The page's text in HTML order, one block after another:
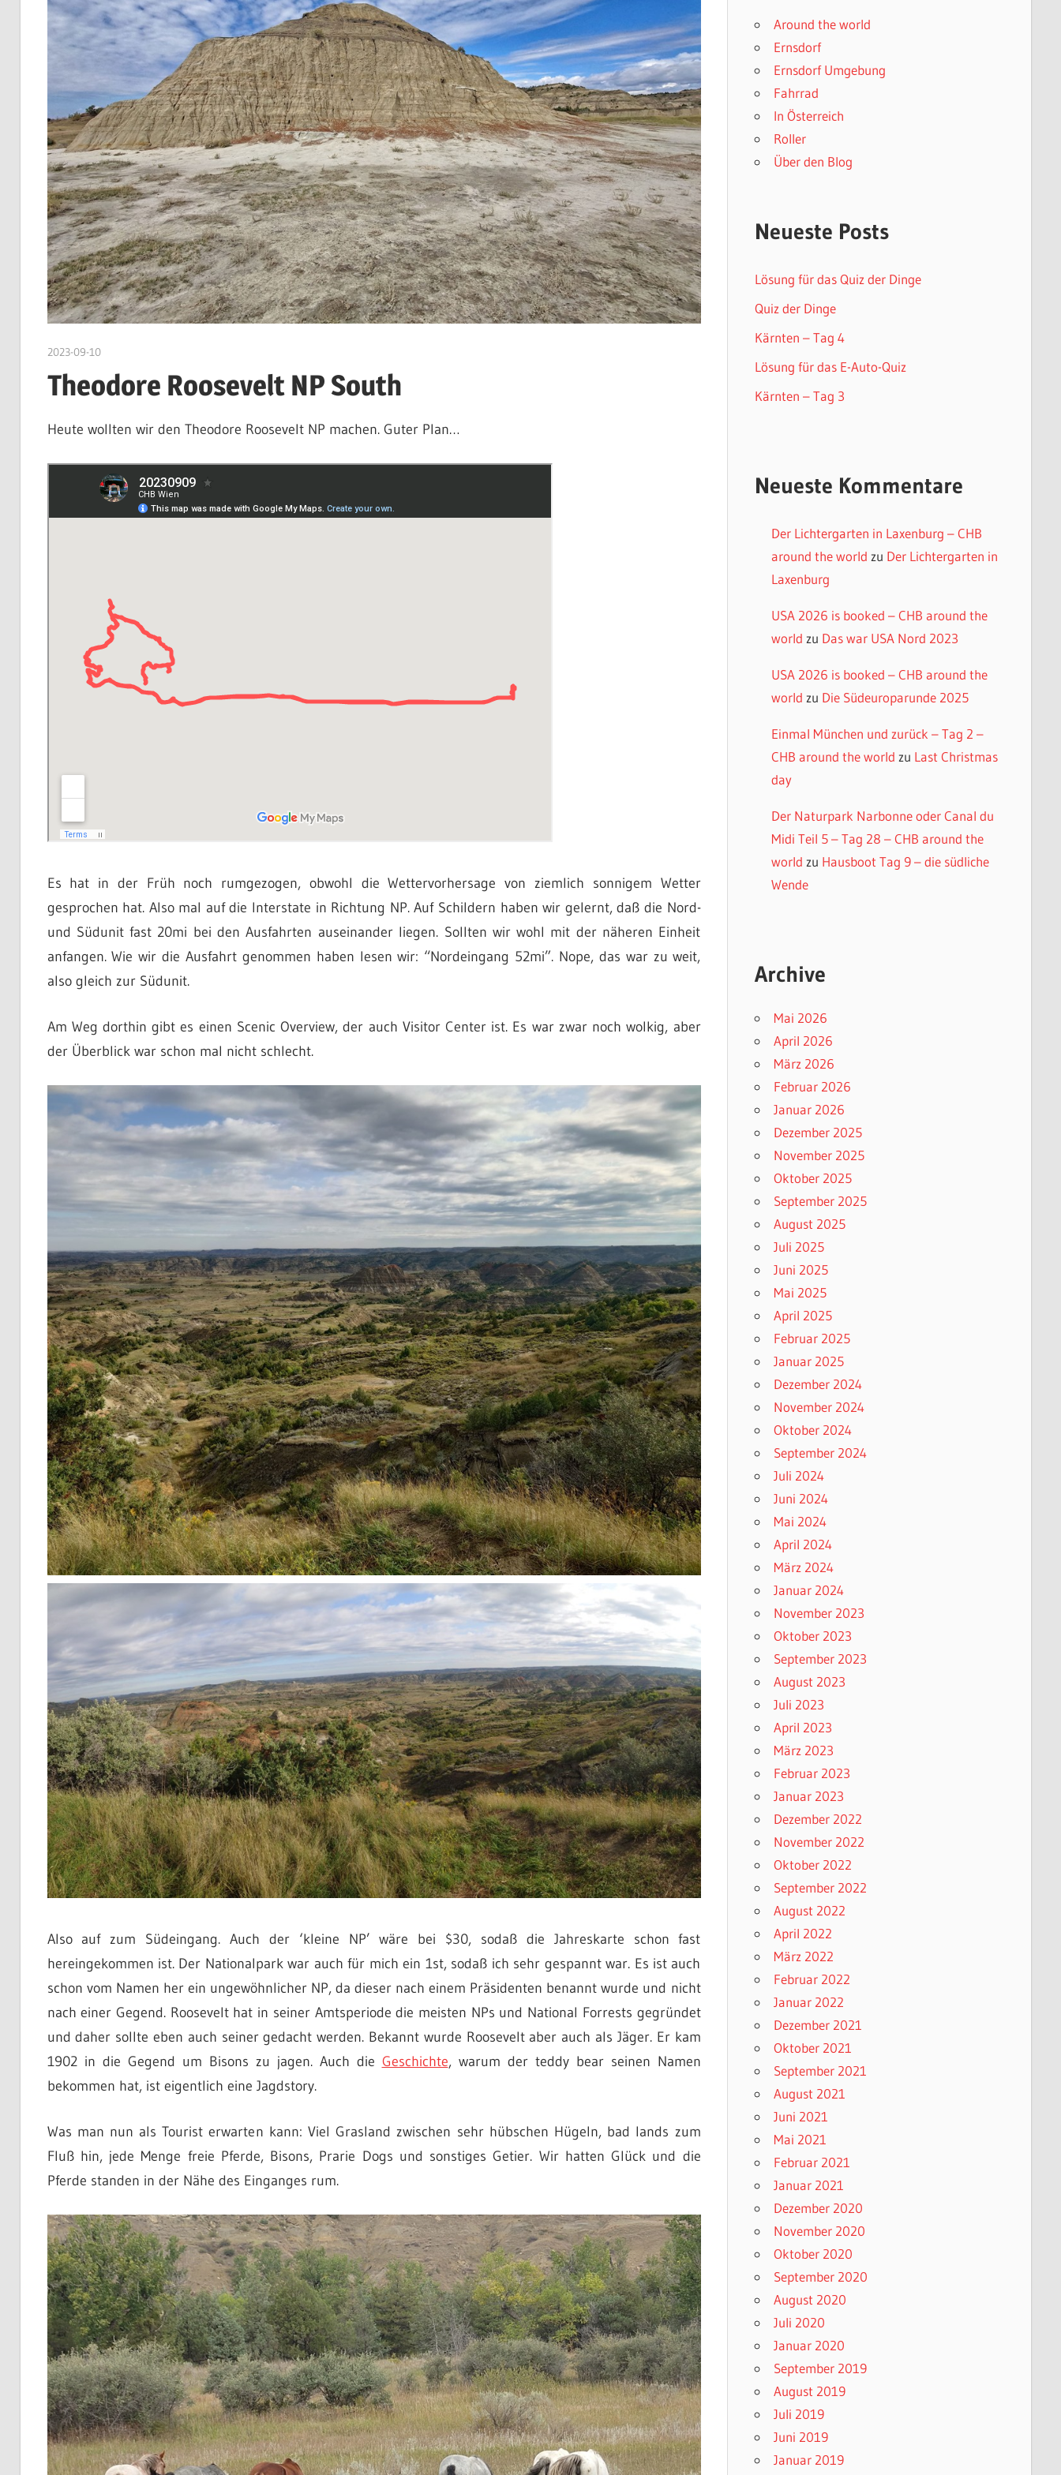
2023-09-10admin
Theodore Roosevelt NP South
Heute wollten wir den Theodore Roosevelt NP machen. Guter Plan…
Es hat in der Früh noch rumgezogen, obwohl die Wettervorhersage von ziemlich sonnigem Wetter
gesprochen hat. Also mal auf die Interstate in Richtung NP. Auf Schildern haben wir gelernt, daß die Nord-
und Südunit fast 20mi bei den Ausfahrten auseinander liegen. Sollten wir wohl mit der näheren Einheit
anfangen. Wie wir die Ausfahrt genommen haben lesen wir: “Nordeingang 52mi”. Nope, das war zu weit,
also gleich zur Südunit.
Am Weg dorthin gibt es einen Scenic Overview, der auch Visitor Center ist. Es war zwar noch wolkig, aber
der Überblick war schon mal nicht schlecht.
Also auf zum Südeingang. Auch der ‘kleine NP’ wäre bei $30, sodaß die Jahreskarte schon fast
hereingekommen ist. Der Nationalpark war auch für mich ein 1st, sodaß ich sehr gespannt war. Es ist auch
schon vom Namen her ein ungewöhnlicher NP, da dieser nach einem Präsidenten benannt wurde und nicht
nach einer Gegend. Roosevelt hat in seiner Amtsperiode die meisten NPs und National Forrests gegründet
und daher sollte eben auch seiner gedacht werden. Bekannt wurde Roosevelt aber auch als Jäger. Er kam
1902 in die Gegend um Bisons zu jagen. Auch die Geschichte, warum der teddy bear seinen Namen
bekommen hat, ist eigentlich eine Jagdstory.
Was man nun als Tourist erwarten kann: Viel Grasland zwischen sehr hübschen Hügeln, bad lands zum
Fluß hin, jede Menge freie Pferde, Bisons, Prarie Dogs und sonstiges Getier. Wir hatten Glück und die
Pferde standen in der Nähe des Einganges rum.
Around the world
Ernsdorf
Ernsdorf Umgebung
Fahrrad
In Österreich
Roller
Über den Blog
Neueste Posts
Lösung für das Quiz der Dinge
Quiz der Dinge
Kärnten – Tag 4
Lösung für das E-Auto-Quiz
Kärnten – Tag 3
Neueste Kommentare
Der Lichtergarten in Laxenburg – CHB
around the world zu Der Lichtergarten in
Laxenburg
USA 2026 is booked – CHB around the
world zu Das war USA Nord 2023
USA 2026 is booked – CHB around the
world zu Die Südeuroparunde 2025
Einmal München und zurück – Tag 2 –
CHB around the world zu Last Christmas
day
Der Naturpark Narbonne oder Canal du
Midi Teil 5 – Tag 28 – CHB around the
world zu Hausboot Tag 9 – die südliche
Wende
Archive
Mai 2026
April 2026
März 2026
Februar 2026
Januar 2026
Dezember 2025
November 2025
Oktober 2025
September 2025
August 2025
Juli 2025
Juni 2025
Mai 2025
April 2025
Februar 2025
Januar 2025
Dezember 2024
November 2024
Oktober 2024
September 2024
Juli 2024
Juni 2024
Mai 2024
April 2024
März 2024
Januar 2024
November 2023
Oktober 2023
September 2023
August 2023
Juli 2023
April 2023
März 2023
Februar 2023
Januar 2023
Dezember 2022
November 2022
Oktober 2022
September 2022
August 2022
April 2022
März 2022
Februar 2022
Januar 2022
Dezember 2021
Oktober 2021
September 2021
August 2021
Juni 2021
Mai 2021
Februar 2021
Januar 2021
Dezember 2020
November 2020
Oktober 2020
September 2020
August 2020
Juli 2020
Januar 2020
September 2019
August 2019
Juli 2019
Juni 2019
Januar 2019